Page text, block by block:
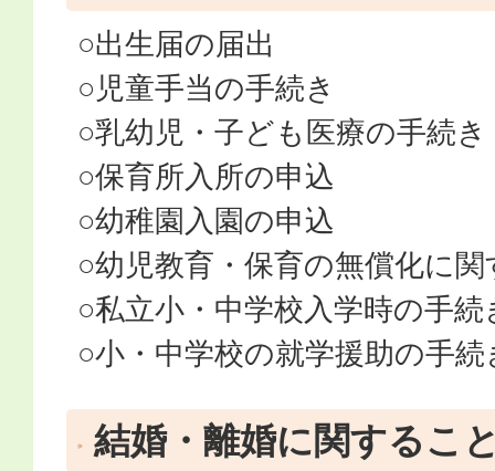
○出生届の届出
○児童手当の手続き
○乳幼児・子ども医療の手続き
○保育所入所の申込
○幼稚園入園の申込
○幼児教育・保育の無償化に
○私立小・中学校入学時の手続
○小・中学校の就学援助の手続
結婚・離婚に関するこ